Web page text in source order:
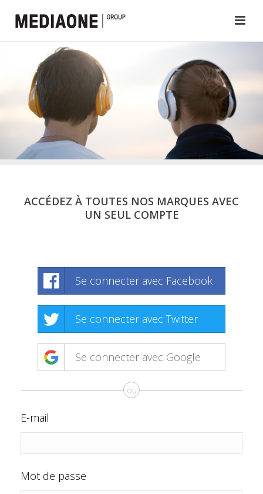
ACCÉDEZ À TOUTES NOS MARQUES AVEC
UN SEUL COMPTE
Se connecter avec Facebook
Se connecter avec Twitter
Se connecter avec Google
ou
E-mail
Mot de passe